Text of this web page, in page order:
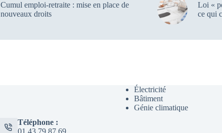
Cumul emploi-retraite : mise en place de
nouveaux droits
Loi «
ce qui
Téléphone :
Électricité
Bâtiment
Génie climatique